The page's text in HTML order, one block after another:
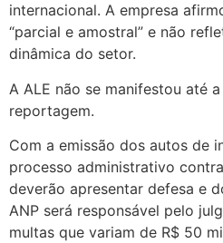
internacional. A empresa
“parcial e amostral” e não
dinâmica do setor.
A ALE não se manifestou até
reportagem.
Com a emissão dos autos de
processo administrativo
deverão apresentar defesa e
ANP será responsável pelo
multas que variam de R$ 50